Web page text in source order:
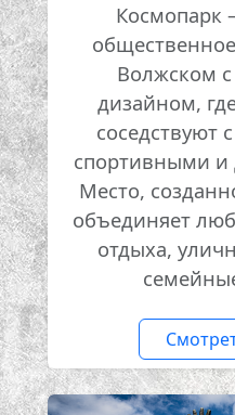
Космопарк
Волжском
дизайном,
соседствуют
спортивными и
Место,
объединяет
отдыха,